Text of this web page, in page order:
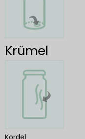
Krümel
Kordel